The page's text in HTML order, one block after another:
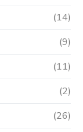
(14)
(9)
(11)
(2)
(26)